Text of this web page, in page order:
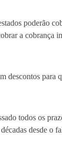
poderão
a cobrança
descontos
todos os
desde o